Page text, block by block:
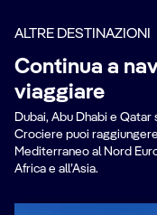
ALTRE DESTINAZIONI
Continua a
viaggiare
Dubai, Abu Dhabi e
Crociere puoi
Mediterraneo al Nord
Africa e all’Asia.